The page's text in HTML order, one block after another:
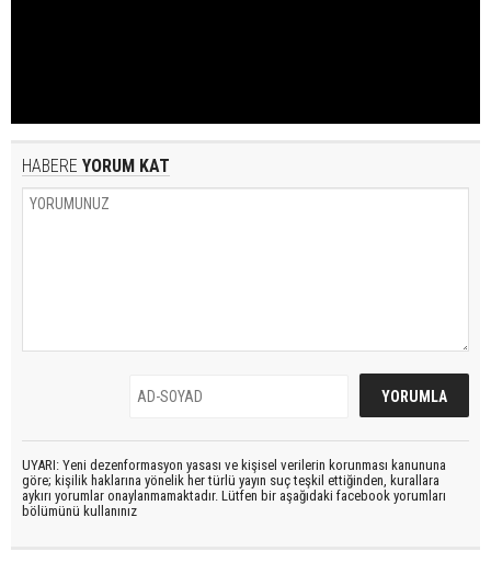
HABERE YORUM KAT
UYARI: Yeni dezenformasyon yasası ve kişisel verilerin korunması kanununa
göre; kişilik haklarına yönelik her türlü yayın suç teşkil ettiğinden, kurallara
aykırı yorumlar onaylanmamaktadır. Lütfen bir aşağıdaki facebook yorumları
bölümünü kullanınız